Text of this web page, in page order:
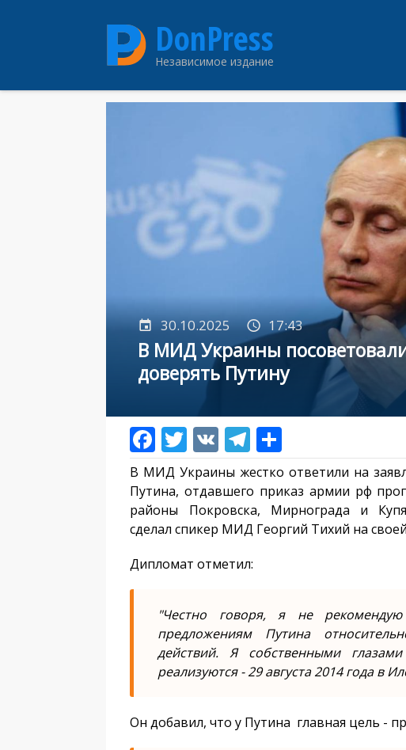
DonPress
Независимое издание
30.10.2025 17:43
В МИД Украины
доверять Путину
В МИД Украины жестко ответили на
Путина, отдавшего приказ армии рф
районы Покровска, Мирнограда и
сделал спикер МИД Георгий Тихий на
Дипломат отметил:
"Честно говоря, я не
предложениям Путина
действий. Я собственными
реализуются - 29 августа 2014 года в
Он добавил, что у Путина главная цель -